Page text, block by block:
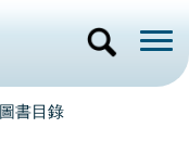
圖書目錄